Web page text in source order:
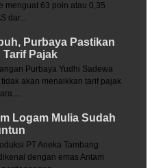
menguat 63 poin atau 0,35
dar...
Purbaya Pastikan
Pajak
Purbaya Yudhi Sadewa
akan menaikkan tarif pajak
Logam Mulia Sudah
PT Aneka Tambang
dengan emas Antam